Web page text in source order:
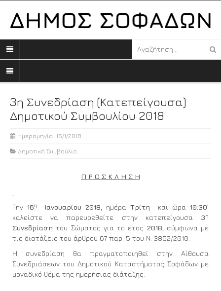
3η Συνεδρίαση (κατεπείγουσα)
Δημοτικού Συμβουλίου 2018
Ημερομηνία: 16/1/2018
Δημοτικό Συμβούλιο
Π Ρ Ο Σ Κ Λ Η Σ Η
Την 16η Ιανουαρίου 2018, ημέρα Τρίτη και ώρα 10:30΄
καλείστε να παρευρεθείτε στην κατεπείγουσα 3η
Συνεδρίασητου Σώματος για το έτος 2018,
σύμφωνα με
τις διατάξεις του άρθρου 67 παρ. 5 του Ν. 3852/2010.
Η συνεδρίαση θα πραγματοποιηθεί στην Αίθουσα
Συνεδριάσεων του Δημοτικού Καταστήματος Σοφάδων με
μοναδικό θέμα της ημερήσιας διάταξης: